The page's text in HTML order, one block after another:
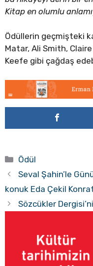
Kitap en olumlu
Ödüllerin geçmişteki
Matar, Ali Smith,
Keefe gibi çağdaş
Kategoriler
Ödül
Seval Şahin’le
konuk Eda Çekil
Sözcükler